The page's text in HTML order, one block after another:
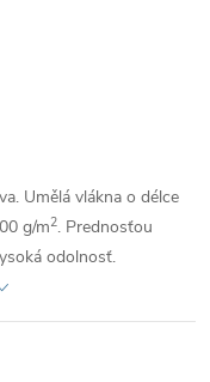
Umělá vlákna o délce
g/m2. Prednosťou
odolnosť.